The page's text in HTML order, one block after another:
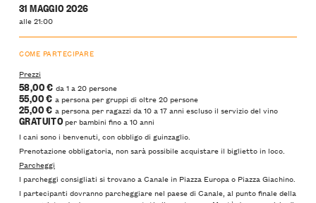
31 MAGGIO 2026
alle 21:00
COME PARTECIPARE
Prezzi
58,00 € da 1 a 20 persone
55,00 € a persona per gruppi di oltre 20 persone
25,00 € a persona per ragazzi da 10 a 17 anni escluso il servizio del vino
GRATUITOper bambini fino a 10 anni
I cani sono i benvenuti, con obbligo di guinzaglio.
Prenotazione obbligatoria, non sarà possibile acquistare il biglietto in loco.
Parcheggi
I parcheggi consigliati si trovano a Canale in Piazza Europa o Piazza Giachino.
I partecipanti dovranno parcheggiare nel paese di Canale, al punto finale della